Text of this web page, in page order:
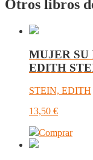
Otros libros
MUJER
EDITH
STEIN, EDITH
13,50 €
Comprar